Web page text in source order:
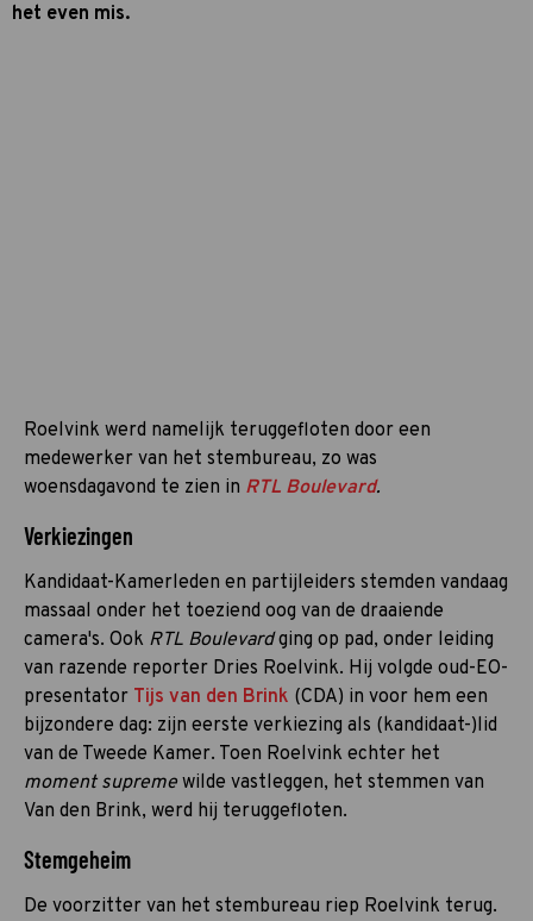
het even mis.
Roelvink werd namelijk teruggefloten door een
medewerker van het stembureau, zo was
woensdagavond te zien in RTL Boulevard.
Verkiezingen
Kandidaat-Kamerleden en partijleiders stemden vandaag
massaal onder het toeziend oog van de draaiende
camera's. Ook RTL Boulevardging op pad, onder leiding
van razende reporter Dries Roelvink. Hij volgde oud-EO-
presentator Tijs van den Brink (CDA) in voor hem een
bijzondere dag: zijn eerste verkiezing als (kandidaat-)lid
van de Tweede Kamer. Toen Roelvink echter het
moment supreme wilde vastleggen, het stemmen van
Van den Brink, werd hij teruggefloten.
Stemgeheim
De voorzitter van het stembureau riep Roelvink terug.